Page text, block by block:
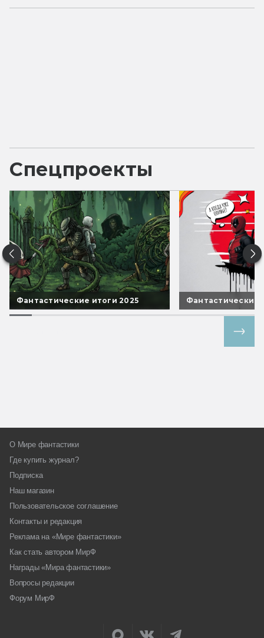
Спецпроекты
Фантастические итоги 2025 Фантастические
О Мире фантастики
Где купить журнал?
Подписка
Наш магазин
Пользовательское соглашение
Контакты и редакция
Реклама на «Мире фантастики»
Как стать автором МирФ
Награды «Мира фантастики»
Вопросы редакции
Форум МирФ